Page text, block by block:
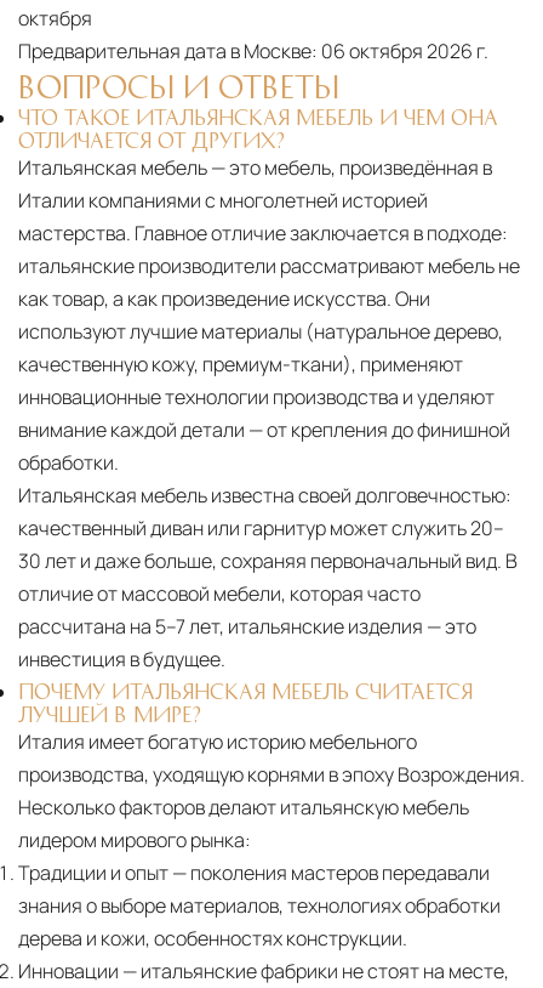
октября
Предварительная дата в Москве: 06 октября 2026 г.
ВОПРОСЫ И ОТВЕТЫ
ЧТО ТАКОЕ ИТАЛЬЯНСКАЯ МЕБЕЛЬ И ЧЕМ ОНА
ОТЛИЧАЕТСЯ ОТ ДРУГИХ?
Итальянская мебель — это мебель, произведённая в
Италии компаниями с многолетней историей
мастерства. Главное отличие заключается в подходе:
итальянские производители рассматривают мебель не
как товар, а как произведение искусства. Они
используют лучшие материалы (натуральное дерево,
качественную кожу, премиум-ткани), применяют
инновационные технологии производства и уделяют
внимание каждой детали — от крепления до финишной
обработки.
Итальянская мебель известна своей долговечностью:
качественный диван или гарнитур может служить 20–
30 лет и даже больше, сохраняя первоначальный вид. В
отличие от массовой мебели, которая часто
рассчитана на 5–7 лет, итальянские изделия — это
инвестиция в будущее.
ПОЧЕМУ ИТАЛЬЯНСКАЯ МЕБЕЛЬ СЧИТАЕТСЯ
ЛУЧШЕЙ В МИРЕ?
Италия имеет богатую историю мебельного
производства, уходящую корнями в эпоху Возрождения.
Несколько факторов делают итальянскую мебель
лидером мирового рынка:
Традиции и опыт— поколения мастеров передавали
знания о выборе материалов, технологиях обработки
дерева и кожи, особенностях конструкции.
Инновации — итальянские фабрики не стоят на месте,